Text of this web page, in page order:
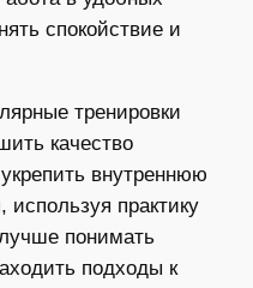
спокойствие и
тренировки
качество
внутреннюю
используя практику
понимать
подходы к